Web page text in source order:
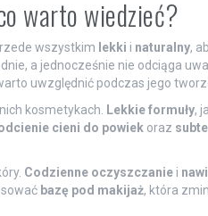
warto wiedzieć?
wszystkim lekki i naturalny,
a jednocześnie nie odciąga
uwzględnić podczas jego
kosmetykach.
Lekkie formuły,
cieni do powiekoraz
Codzienne oczyszczaniei
bazę pod makijaż, która